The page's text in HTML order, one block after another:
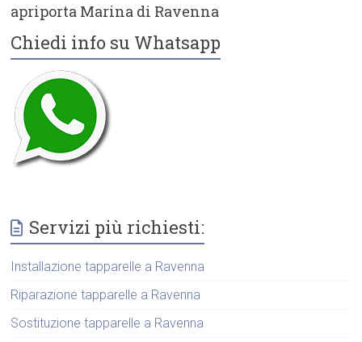
apriporta Marina di Ravenna
Chiedi info su Whatsapp
Servizi più richiesti:
Installazione tapparelle a Ravenna
Riparazione tapparelle a Ravenna
Sostituzione tapparelle a Ravenna